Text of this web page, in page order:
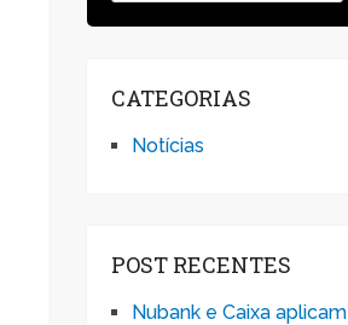
CATEGORIAS
Notícias
POST RECENTES
Nubank e Caixa aplicam